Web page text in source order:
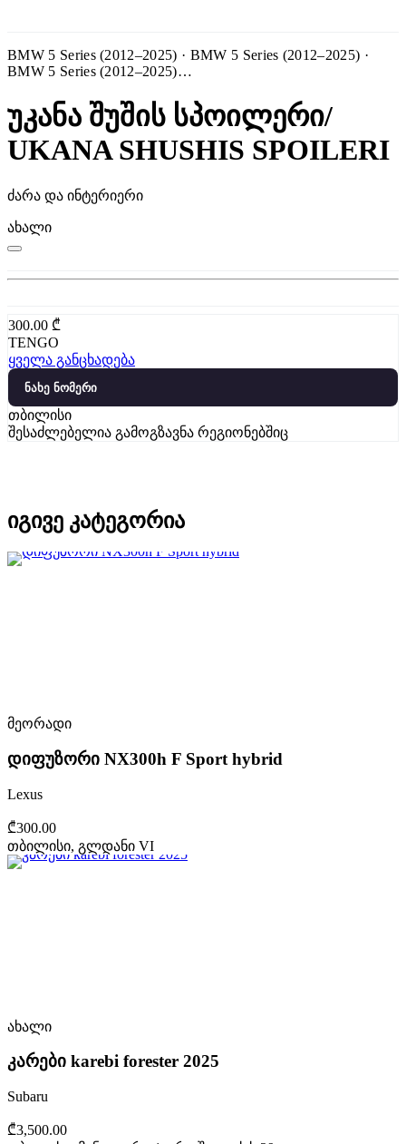
BMW 5 Series (2012–2025) · BMW 5 Series (2012–2025) ·
BMW 5 Series (2012–2025)…
უკანა შუშის სპოილერი/
UKANA SHUSHIS SPOILERI
ძარა და ინტერიერი
ახალი
300.00 ₾
TENGO
ყველა განცხადება
ნახე ნომერი
თბილისი
შესაძლებელია გამოგზავნა რეგიონებშიც
იგივე კატეგორია
მეორადი
დიფუზორი NX300h F Sport hybrid
Lexus
₾300.00
თბილისი, გლდანი VI
ახალი
კარები karebi forester 2025
Subaru
₾3,500.00